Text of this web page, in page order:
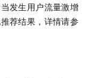
当发生用户流量激增
荐结果，详情请参